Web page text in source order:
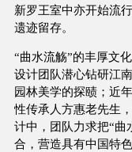
新罗王室中亦开始流
遗迹留存。
“曲水流觞”的丰厚文
设计团队潜心钻研江
园林美学的探赜；近
性传承人方惠老先生
计中，团队力求把“曲
合，营造具有中国特